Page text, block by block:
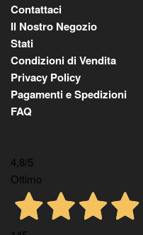
Contattaci
Il Nostro Negozio
Stati
Condizioni di Vendita
Privacy Policy
Pagamenti e Spedizioni
FAQ
4,8/5
Ottimo